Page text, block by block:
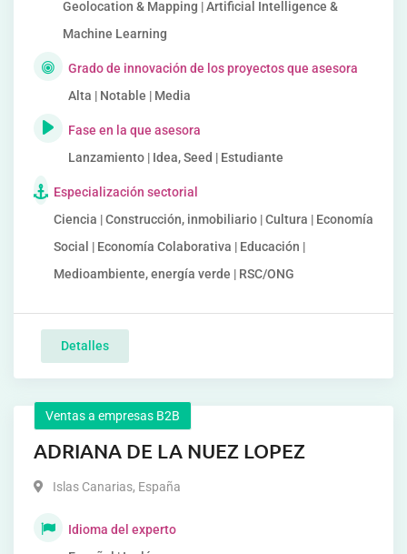
Geolocation & Mapping | Artificial Intelligence &
Machine Learning
Grado de innovación de los proyectos que asesora
Alta | Notable | Media
Fase en la que asesora
Lanzamiento | Idea, Seed | Estudiante
Especialización sectorial
Ciencia | Construcción, inmobiliario | Cultura | Economía
Social | Economía Colaborativa | Educación |
Medioambiente, energía verde | RSC/ONG
Detalles
Ventas a empresas B2B
ADRIANA DE LA NUEZ LOPEZ
Islas Canarias, España
Idioma del experto